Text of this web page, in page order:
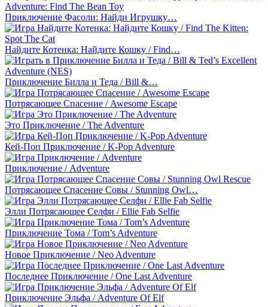
Приключение Фасоли: Найди Игрушку…
Найдите Котенка: Найдите Кошку / Find…
Приключение Билла и Теда / Bill &…
Потрясающее Спасение / Awesome Escape
Это Приключение / The Adventure
Кей-Поп Приключение / K-Pop Adventure
Приключение / Adventure
Потрясающее Спасение Совы / Stunning Owl…
Элли Потрясающее Селфи / Ellie Fab Selfie
Приключение Тома / Tom’s Adventure
Новое Приключение / Neo Adventure
Последнее Приключение / One Last Adventure
Приключение Эльфа / Adventure Of Elf